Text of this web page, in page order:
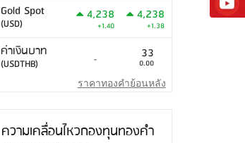
Gold Spot
(USD)
4,238
+1.40
4,238
+1.38
ค่าเงินบาท
(USDTHB) - 33
0.00
ราคาทองคำย้อนหลัง
ความเคลื่อนไหวกองทุนทองคำ